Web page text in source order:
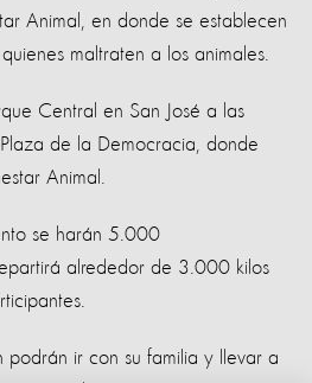
Animal, en donde se establecen
maltraten a los animales.
Central en San José a las
de la Democracia, donde
Animal.
se harán 5.000
alrededor de 3.000 kilos
podrán ir con su familia y llevar a